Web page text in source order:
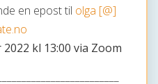
en epost til olga [@]
kl 13:00 via Zoom